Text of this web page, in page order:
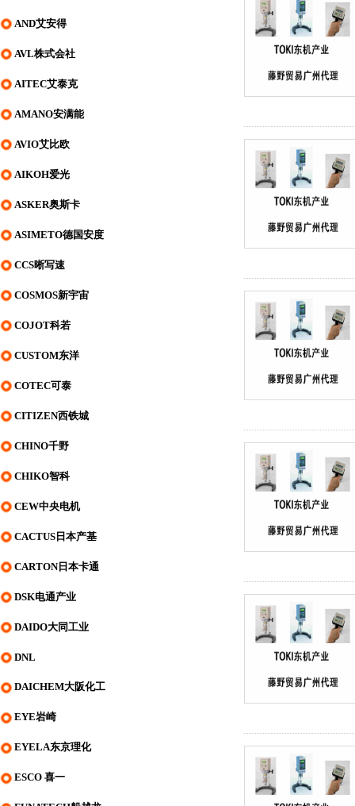
AND艾安得
AVL株式会社
AITEC艾泰克
AMANO安满能
AVIO艾比欧
AIKOH爱光
ASKER奥斯卡
ASIMETO德国安度
CCS晰写速
COSMOS新宇宙
COJOT科若
CUSTOM东洋
COTEC可泰
CITIZEN西铁城
CHINO千野
CHIKO智科
CEW中央电机
CACTUS日本产基
CARTON日本卡通
DSK电通产业
DAIDO大同工业
DNL
DAICHEM大阪化工
EYE岩崎
EYELA东京理化
ESCO 喜一